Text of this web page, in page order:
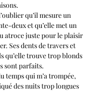
qu’il mesure un
deux et qu’elle met un
atroce juste pour le plaisir
Ses dents de travers et
qu’elle trouve trop blonds
sont parfaits.
temps qui m’a trompée,
des nuits trop longues